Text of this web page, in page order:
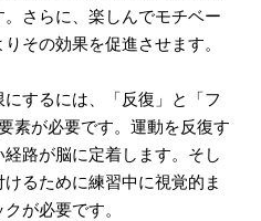
さらに、楽しんでモチベー
その効果を促進させます。
するには、「反復」と「フ
素が必要です。運動を反復す
路が脳に定着します。そし
るために練習中に視覚的ま
が必要です。